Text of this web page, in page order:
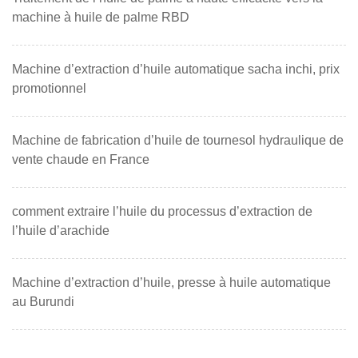
machine à huile de palme RBD
Machine d’extraction d’huile automatique sacha inchi, prix
promotionnel
Machine de fabrication d’huile de tournesol hydraulique de
vente chaude en France
comment extraire l’huile du processus d’extraction de
l’huile d’arachide
Machine d’extraction d’huile, presse à huile automatique
au Burundi